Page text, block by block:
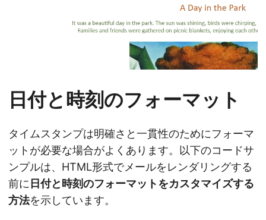
日付と時刻のフォーマット
タイムスタンプは明確さと一貫性のためにフォーマ
ットが必要な場合がよくあります。以下のコードサ
ンプルは、HTML形式でメールをレンダリングする
前に 日付と時刻のフォーマットをカスタマイズする
方法を示しています。